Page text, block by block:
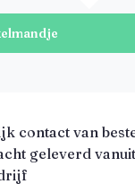
contact van
geleverd